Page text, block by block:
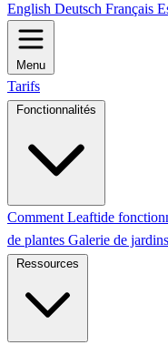
English Deutsch Français
Menu
Tarifs
Fonctionnalités
Comment Leaftide
de plantes Galerie de jardins
Ressources